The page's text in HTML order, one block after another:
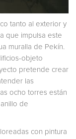
tanto al exterior y
que impulsa este
muralla de Pekín.
objeto
pretende crear
las
ocho torres están
de
con pintura